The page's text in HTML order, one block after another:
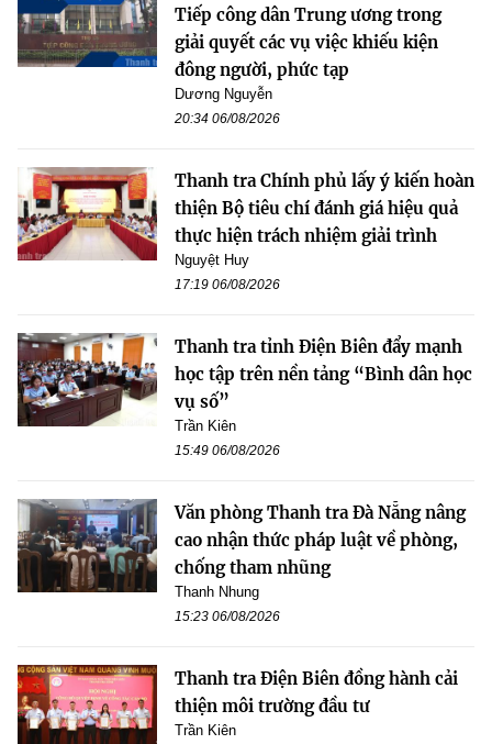
Tiếp công dân Trung ương trong
giải quyết các vụ việc khiếu kiện
đông người, phức tạp
Dương Nguyễn
20:34 06/08/2026
Thanh tra Chính phủ lấy ý kiến hoàn
thiện Bộ tiêu chí đánh giá hiệu quả
thực hiện trách nhiệm giải trình
Nguyệt Huy
17:19 06/08/2026
Thanh tra tỉnh Điện Biên đẩy mạnh
học tập trên nền tảng “Bình dân học
vụ số”
Trần Kiên
15:49 06/08/2026
Văn phòng Thanh tra Đà Nẵng nâng
cao nhận thức pháp luật về phòng,
chống tham nhũng
Thanh Nhung
15:23 06/08/2026
Thanh tra Điện Biên đồng hành cải
thiện môi trường đầu tư
Trần Kiên